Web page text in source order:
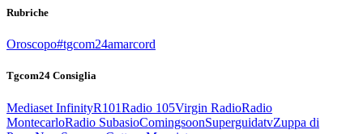
Rubriche
Oroscopo#tgcom24amarcord
Tgcom24 Consiglia
Mediaset InfinityR101Radio 105Virgin RadioRadio
MontecarloRadio SubasioComingsoonSuperguidatvZuppa di